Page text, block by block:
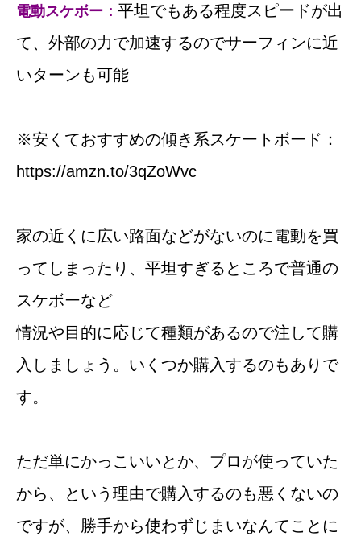
電動スケボー： 平坦でもある程度スピードが出
て、外部の力で加速するのでサーフィンに近
いターンも可能
※安くておすすめの傾き系スケートボード：
https://amzn.to/3qZoWvc
家の近くに広い路面などがないのに電動を買
ってしまったり、平坦すぎるところで普通の
スケボーなど
情況や目的に応じて種類があるので注して購
入しましょう。いくつか購入するのもありで
す。
ただ単にかっこいいとか、プロが使っていた
から、という理由で購入するのも悪くないの
ですが、勝手から使わずじまいなんてことに